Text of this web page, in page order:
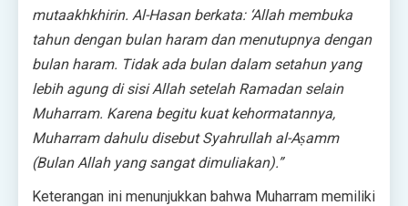
mutaakhkhirin. Al-Hasan berkata: ‘Allah membuka
tahun dengan bulan haram dan menutupnya dengan
bulan haram. Tidak ada bulan dalam setahun yang
lebih agung di sisi Allah setelah Ramadan selain
Muharram. Karena begitu kuat kehormatannya,
Muharram dahulu disebut Syahrullah al-Aṣamm
(Bulan Allah yang sangat dimuliakan).”
Keterangan ini menunjukkan bahwa Muharram memiliki